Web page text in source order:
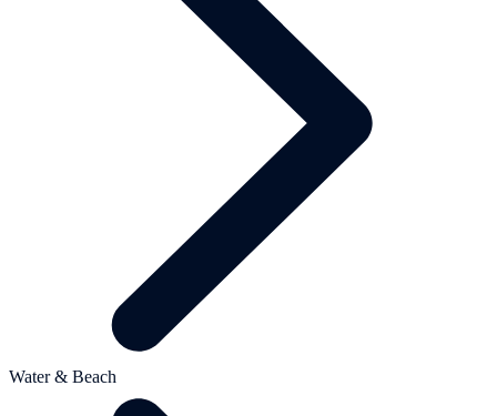
Water & Beach